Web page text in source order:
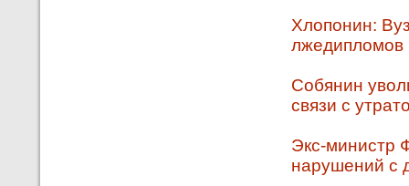
Хлопонин:
лжедипломов
Собянин
связи с
Экс-министр
нарушений с